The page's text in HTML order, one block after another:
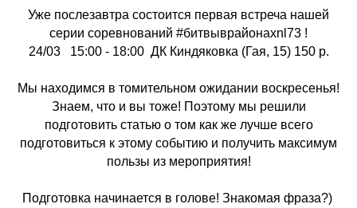
Уже послезавтра состоится первая встреча нашей
серии соревнований #битвыврайонахnl73 !
24/03 15:00 - 18:00 ДК Киндяковка (Гая, 15) 150 р.
Мы находимся в томительном ожидании воскресенья!
Знаем, что и вы тоже! Поэтому мы решили
подготовить статью о том как же лучше всего
подготовиться к этому событию и получить максимум
пользы из мероприятия!
Подготовка начинается в голове! Знакомая фраза?)